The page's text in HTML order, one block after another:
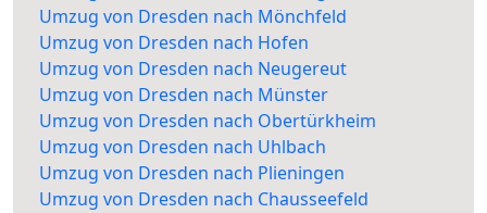
Umzug von Dresden nach Mönchfeld
Umzug von Dresden nach Hofen
Umzug von Dresden nach Neugereut
Umzug von Dresden nach Münster
Umzug von Dresden nach Obertürkheim
Umzug von Dresden nach Uhlbach
Umzug von Dresden nach Plieningen
Umzug von Dresden nach Chausseefeld